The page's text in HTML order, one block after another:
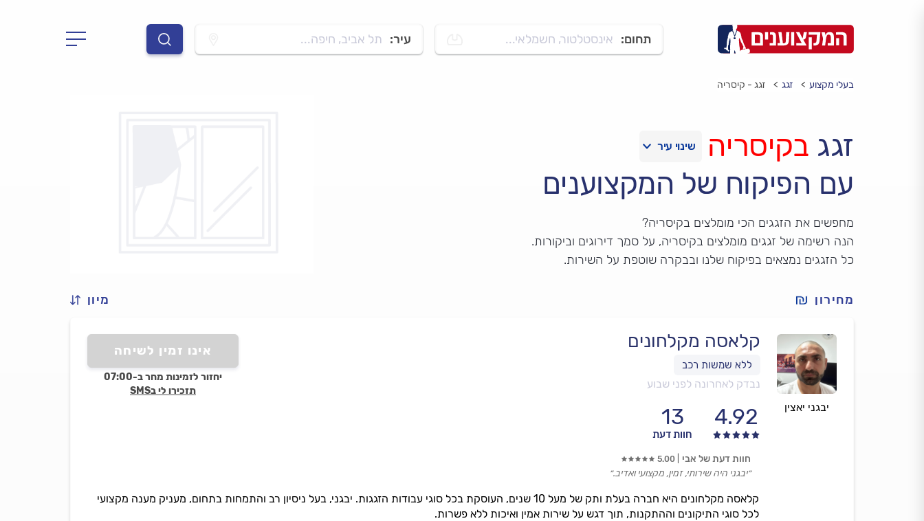
תחום: אינסטלטור, חשמלאי... עיר: תל אביב, חיפה...
בעלי מקצוע זגג זגג - קיסריה
זגג בקיסריה
עם הפיקוח של המקצוענים
מחפשים את הזגגים הכי מומלצים בקיסריה?
הנה רשימה של זגגים מומלצים בקיסריה, על סמך דירוגים וביקורות.
כל הזגגים נמצאים בפיקוח שלנו ובבקרה שוטפת על השירות.
מחירון מיון
יבגני יאצין
קלאסה מקלחונים
נבדק לאחרונה לפני שבוע
4.92
13
חוות דעת
אינו זמין לשיחה
יחזור לזמינות מחר ב-07:00
תזכירו לי בSMS
קלאסה מקלחונים היא חברה בעלת ותק של מעל 10 שנים, העוסקת בכל סוגי עבודות הזגגות. יבגני, בעל ניסיון רב והתמחות בתחום, מעניק מענה מקצועי
לכל סוגי התיקונים וההתקנות, תוך דגש על שירות אמין ואיכות ללא פשרות.
חוות דעת של אבי 5.00
״יבגני היה שירותי, זמין, מקצועי ואדיב.״